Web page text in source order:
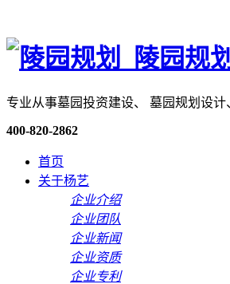
专业从事墓园投资建设、 墓园规划设
400-820-2862
首页
关于杨艺
企业介绍
企业团队
企业新闻
企业资质
企业专利